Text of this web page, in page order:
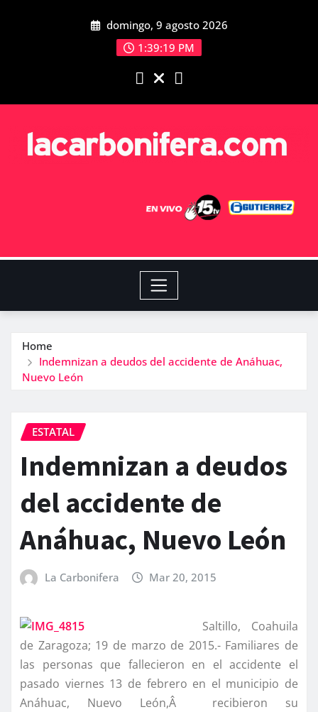
domingo, 9 agosto 2026
1:39:20 PM
Home
Indemnizan a deudos del accidente de Anáhuac,
Nuevo León
ESTATAL
Indemnizan a deudos
del accidente de
Anáhuac, Nuevo León
La Carbonifera Mar 20, 2015
Saltillo, Coahuila
de Zaragoza; 19 de marzo de 2015.- Familiares de
las personas que fallecieron en el accidente el
pasado viernes 13 de febrero en el municipio de
Anáhuac, Nuevo León,Â recibieron su